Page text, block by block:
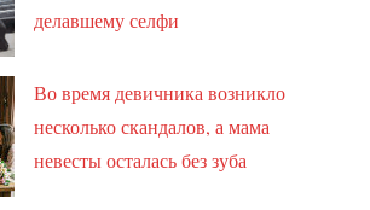
делавшему селфи
Во время девичника возникло
несколько скандалов, а мама
невесты осталась без зуба